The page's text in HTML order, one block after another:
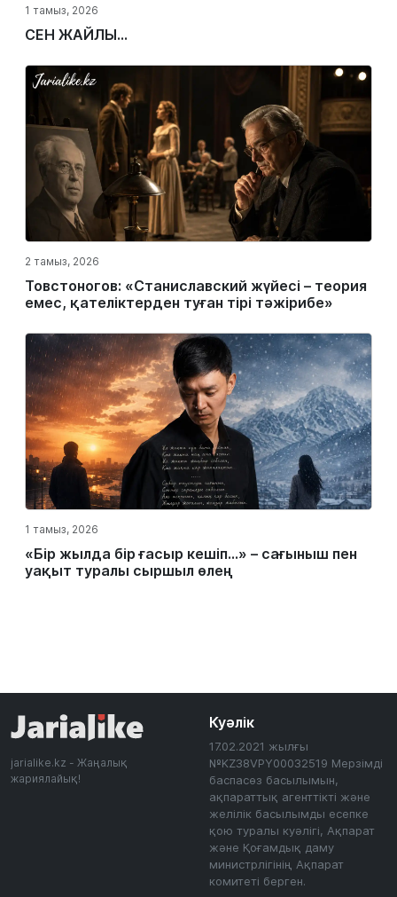
1 тамыз, 2026
СЕН ЖАЙЛЫ...
2 тамыз, 2026
Товстоногов: «Станиславский жүйесі – теория
емес, қателіктерден туған тірі тәжірибе»
1 тамыз, 2026
«Бір жылда бір ғасыр кешіп…» – сағыныш пен
уақыт туралы сыршыл өлең
jarialike.kz - Жаңалық
жариялайық!
Куәлік
17.02.2021 жылғы
№KZ38VPY00032519 Мерзімді
баспасөз басылымын,
ақпараттық агенттікті және
желілік басылымды есепке
қою туралы куәлігі, Ақпарат
және Қоғамдық даму
министрлігінің Ақпарат
комитеті берген.